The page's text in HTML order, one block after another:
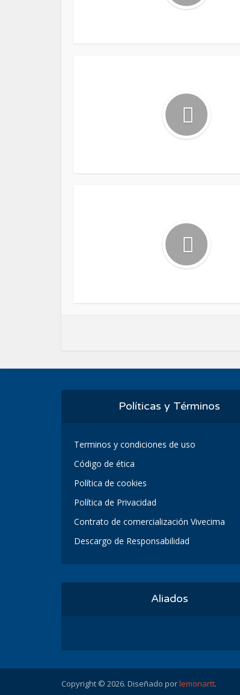
Políticas y Términos
Terminos y condiciones de uso
Código de ética
Política de cookies
Política de Privacidad
Contrato de comercialización Vivecima
Descargo de Responsabilidad
Aliados
Copyright © 2026. Diseñado porlemonartt.